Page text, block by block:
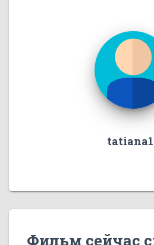
Фильм сейчас